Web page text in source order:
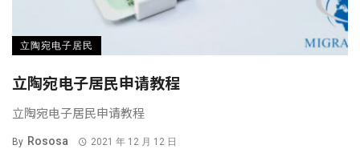
立陶宛电子居民
立陶宛电子居民申请教程
立陶宛电子居民申请教程
By Rososa 2021 年 12 月 12 日